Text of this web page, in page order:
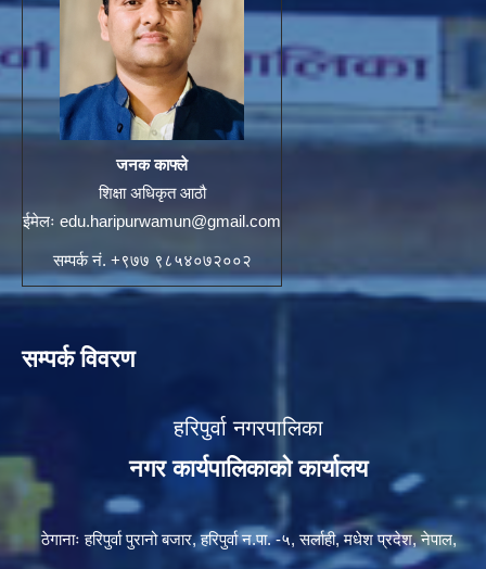
जनक काफ्ले
शिक्षा अधिकृत आठौ
ईमेलः edu.haripurwamun@gmail.com
सम्पर्क नं. +९७७ ९८५४०७२००२
सम्पर्क विवरण
हरिपुर्वा नगरपालिका
नगर कार्यपालिकाको कार्यालय
ठेगानाः हरिपुर्वा पुरानो बजार, हरिपुर्वा न.पा. -५, सर्लाही, मधेश प्रदेश, नेपाल,